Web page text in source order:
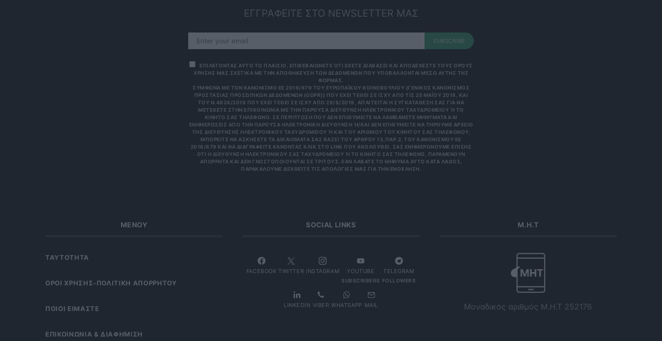
ΕΓΓΡΑΦΕΙΤΕ ΣΤΟ NEWSLETTER ΜΑΣ
SUBSCRIBE
ΕΠΙΛΕΓΟΝΤΑΣ ΑΥΤΟ ΤΟ ΠΛΑΙΣΙΟ, ΕΠΙΒΕΒΑΙΩΝΕΤΕ ΟΤΙ ΕΧΕΤΕ ΔΙΑΒΑΣΕΙ ΚΑΙ ΑΠΟΔΕΧΕΣΤΕ ΤΟΥΣ ΟΡΟΥΣ
ΧΡΗΣΗΣ ΜΑΣ ΣΧΕΤΙΚΑ ΜΕ ΤΗΝ ΑΠΟΘΗΚΕΥΣΗ ΤΩΝ ΔΕΔΟΜΕΝΩΝ ΠΟΥ ΥΠΟΒΑΛΛΟΝΤΑΙ ΜΕΣΩ ΑΥΤΗΣ ΤΗΣ
ΦΟΡΜΑΣ.
ΣΎΜΦΩΝΑ ΜΕ ΤΟΝ ΚΑΝΟΝΙΣΜΌ ΕΕ 2016/679 ΤΟΥ ΕΥΡΩΠΑΪΚΟΎ ΚΟΙΝΟΒΟΥΛΊΟΥ {ΓΕΝΙΚΌΣ ΚΑΝΟΝΙΣΜΌΣ
ΠΡΟΣΤΑΣΊΑΣ ΠΡΟΣΩΠΙΚΏΝ ΔΕΔΟΜΈΝΩΝ (GDPR)} ΠΟΥ ΈΧΕΙ ΤΕΘΕΊ ΣΕ ΙΣΧΎ ΑΠΌ ΤΙΣ 25 ΜΑΪ́ΟΥ 2018, ΚΑΙ
ΤΟΥ Ν.4624/2019 ΠΟΥ ΈΧΕΙ ΤΕΘΕΊ ΣΕ ΙΣΧΎ ΑΠΌ 29/8/2019, ΑΠΑΙΤΕΊΤΑΙ Η ΣΥΓΚΑΤΆΘΕΣΉ ΣΑΣ ΓΙΑ ΝΑ
ΜΕΤΈΧΕΤΕ ΣΤΗΝ ΕΠΙΚΟΙΝΩΝΊΑ ΜΕ ΤΗΝ ΠΑΡΟΎΣΑ ΔΙΕΎΘΥΝΣΗ ΗΛΕΚΤΡΟΝΙΚΟΎ ΤΑΧΥΔΡΟΜΕΊΟΥ Ή ΤΟ Κ
ΙΝΗΤΌ ΣΑΣ ΤΗΛΈΦΩΝΟ. ΣΕ ΠΕΡΊΠΤΩΣΗ ΠΟΥ ΔΕΝ ΕΠΙΘΥΜΕΊΤΕ ΝΑ ΛΑΜΒΆΝΕΤΕ ΜΗΝΎΜΑΤΑ ΚΑΙ Ε
ΝΗΜΕΡΏΣΕΙΣ ΑΠΌ ΤΗΝ ΠΑΡΟΎΣΑ ΗΛΕΚΤΡΟΝΙΚΉ ΔΙΕΎΘΥΝΣΗ Ή/ΚΑΙ ΔΕΝ ΕΠΙΘΥΜΕΊΤΕ ΝΑ ΤΗΡΟΎΜΕ ΑΡΧΕΊΟ ΤΗ
Σ ΔΙΕΎΘΥΝΣΗΣ ΗΛΕΚΤΡΟΝΙΚΟΎ ΤΑΧΥΔΡΟΜΕΊΟΥ Ή ΚΑΙ ΤΟΥ ΑΡΙΘΜΟΎ ΤΟΥ ΚΙΝΗΤΟΎ ΣΑΣ ΤΗΛΕΦΏΝΟΥ, ΜΠΟ
ΡΕΊΤΕ ΝΑ ΑΣΚΉΣΕΤΕ ΤΑ ΔΙΚΑΙΏΜΑΤΆ ΣΑΣ ΒΆΣΕΙ ΤΟΥ ΆΡΘΡΟΥ 13,ΠΑΡ.2, ΤΟΥ ΚΑΝΟΝΙΣΜΟΎ ΕΕ 201
6/679 ΚΑΙ ΝΑ ΔΙΑΓΡΑΦΕΊΤΕ ΚΆΝΟΝΤΑΣ ΚΛΙΚ ΣΤΟ LINK ΠΟΥ ΑΚΟΛΟΥΘΕΊ. ΣΑΣ ΕΝΗΜΕΡΏΝΟΥΜΕ ΕΠΊΣΗΣ ΌΤΙ
Η ΔΙΕΎΘΥΝΣΗ ΗΛΕΚΤΡΟΝΙΚΟΎ ΣΑΣ ΤΑΧΥΔΡΟΜΕΊΟΥ Ή ΤΟ ΚΙΝΗΤΌ ΣΑΣ ΤΗΛΈΦΩΝΟ, ΠΑΡΑΜΈΝΟΥΝ ΑΠΌΡ
ΡΗΤΑ ΚΑΙ ΔΕΝ ΓΝΩΣΤΟΠΟΙΟΎΝΤΑΙ ΣΕ ΤΡΊΤΟΥΣ. ΕΆΝ ΛΆΒΑΤΕ ΤΟ ΜΉΝΥΜΑ ΑΥΤΌ ΚΑΤΆ ΛΆΘΟΣ, ΠΑΡΑ
ΚΑΛΟΎΜΕ ΔΕΧΘΕΊΤΕ ΤΙΣ ΑΠΟΛΟΓΊΕΣ ΜΑΣ ΓΙΑ ΤΗΝ ΕΝΌΧΛΗΣΗ.
ΜΕΝΟΥ
ΤΑΥΤΟΤΗΤΑ
OΡΟΙ ΧΡΗΣΗΣ-ΠΟΛΙΤΙΚΗ ΑΠΟΡΡΗΤΟΥ
ΠΟΙΟΙ ΕΙΜΑΣΤΕ
ΕΠΙΚΟΙΝΩΝΙΑ & ΔΙΑΦΗΜΙΣΗ
SOCIAL LINKS
FACEBOOK TWITTER INSTAGRAM YOUTUBE
SUBSCRIBERS
TELEGRAM
FOLLOWERS
LINKEDIN VIBER WHATSAPP MAIL
Μ.Η.Τ
Μοναδικός αριθμός Μ.Η.Τ 252176